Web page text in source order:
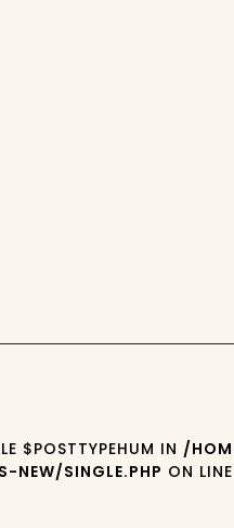
$POSTTYPEHUM IN /
NEW/SINGLE.PHP ON